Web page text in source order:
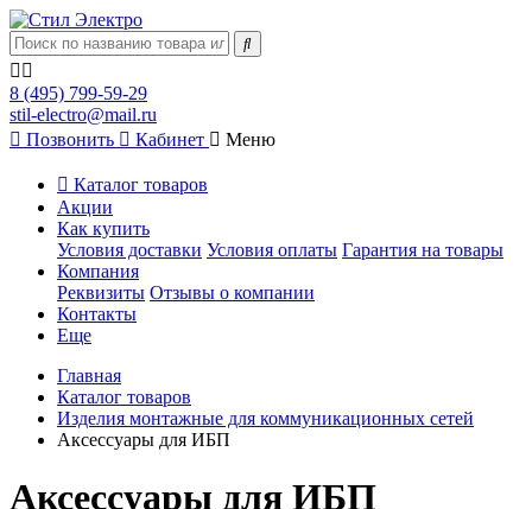
8 (495) 799-59-29
stil-electro@mail.ru
Позвонить
Кабинет Меню
Каталог товаров
Акции
Как купить
Условия доставки Условия оплаты Гарантия на товары
Компания
Реквизиты Отзывы о компании
Контакты
Еще
Главная
Каталог товаров
Изделия монтажные для коммуникационных сетей
Аксессуары для ИБП
Аксессуары для ИБП